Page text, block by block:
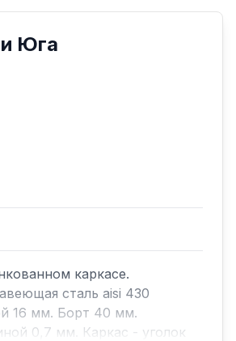
Юга
каркасе.
сталь aisi 430
16 мм. Борт 40 мм.
0,7 мм. Каркас - уголок